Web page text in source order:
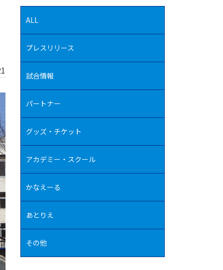
ALL
プレスリリース
試合情報
パートナー
グッズ・チケット
アカデミー・スクール
かなえーる
あとりえ
その他